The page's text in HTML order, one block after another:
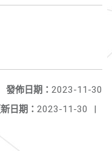
發佈日期： 2023-11-30
日期： 2023-11-30 |